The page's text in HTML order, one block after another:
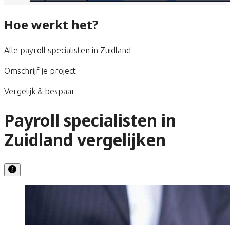
Hoe werkt het?
Alle payroll specialisten in Zuidland
Omschrijf je project
Vergelijk & bespaar
Payroll specialisten in
Zuidland vergelijken